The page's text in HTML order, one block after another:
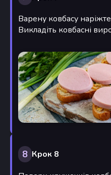
Варену ковбасу
Викладіть ковбасні
8 Крок 8